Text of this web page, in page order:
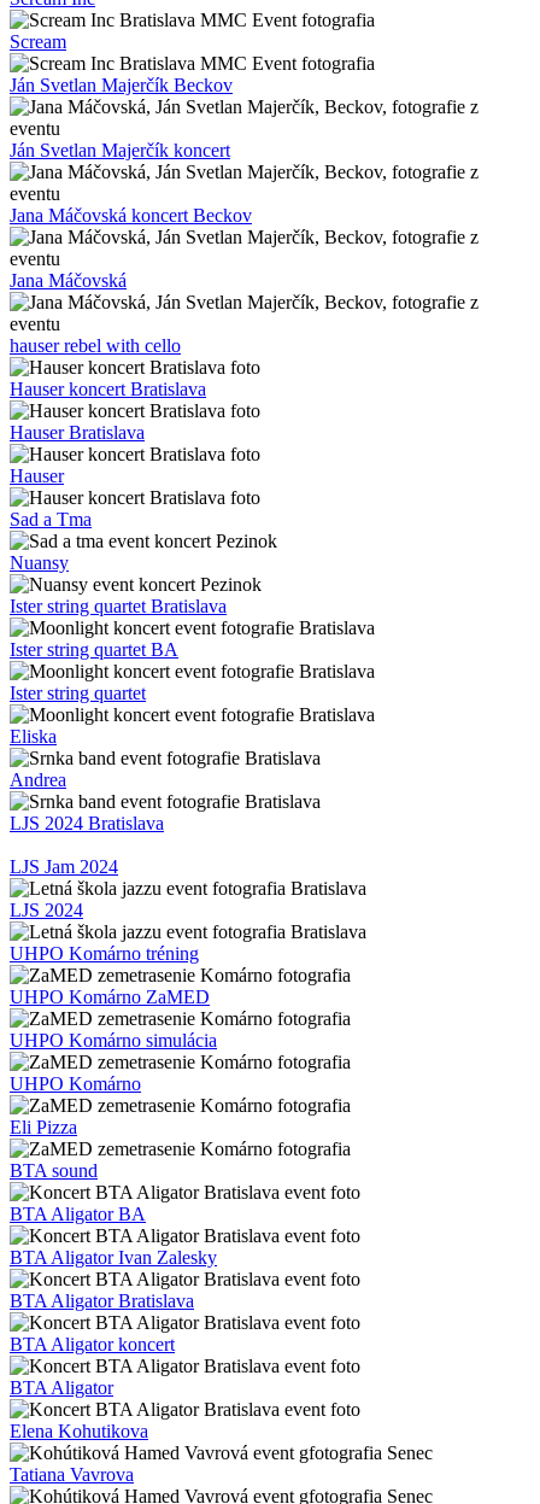
Scream
Ján Svetlan Majerčík Beckov
Ján Svetlan Majerčík koncert
Jana Máčovská koncert Beckov
Jana Máčovská
hauser rebel with cello
Hauser koncert Bratislava
Hauser Bratislava
Hauser
Sad a Tma
Nuansy
Ister string quartet Bratislava
Ister string quartet BA
Ister string quartet
Eliska
Andrea
LJS 2024 Bratislava
LJS Jam 2024
LJS 2024
UHPO Komárno tréning
UHPO Komárno ZaMED
UHPO Komárno simulácia
UHPO Komárno
Eli Pizza
BTA sound
BTA Aligator BA
BTA Aligator Ivan Zalesky
BTA Aligator Bratislava
BTA Aligator koncert
BTA Aligator
Elena Kohutikova
Tatiana Vavrova